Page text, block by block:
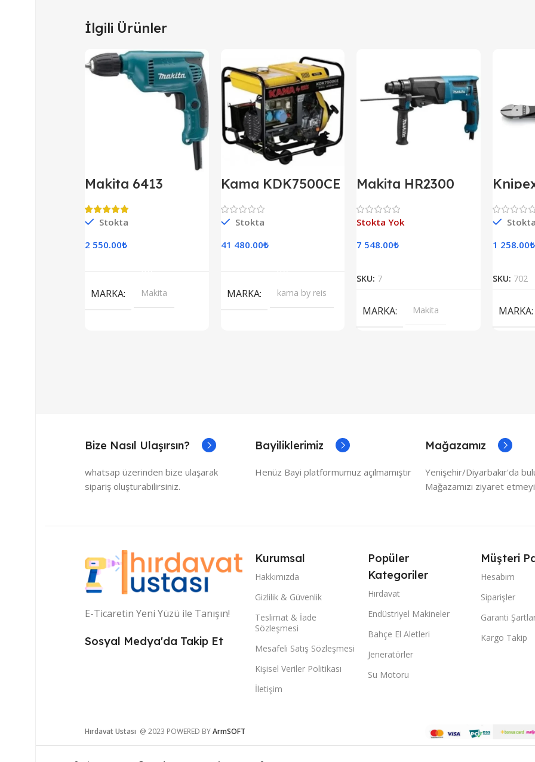
İlgili Ürünler
Makita 6413
Stokta
2 550.00₺
MARKA Makita
Kama KDK7500CE
Jeneratör Marşlı
Monofaze
Stokta
41 480.00₺
MARKA kama by reis
Makita HR2300
Elektropnömatik
Delici
Stokta Yok
7 548.00₺
SKU: 7
MARKA Makita
Ağır
Stokta
1 258.00₺
SKU: 702
MARKA
Bize Nasıl Ulaşırsın?
whatsap üzerinden bize ulaşarak
sipariş oluşturabilirsiniz.
Bayiliklerimiz
Henüz Bayi platformumuz açılmamıştır
Mağazamız
Yenişehir/Diyarbakır'da
Mağazamızı ziyaret
E-Ticaretin Yeni Yüzü ile Tanışın!
Sosyal Medya'da Takip Et
Kurumsal
Hakkımızda
Gizlilik & Güvenlik
Teslimat & İade
Sözleşmesi
Mesafeli Satış Sözleşmesi
Kişisel Veriler Politikası
İletişim
Popüler
Kategoriler
Hırdavat
Endüstriyel Makineler
Bahçe El Aletleri
Jeneratörler
Su Motoru
Müşteri
Hesabım
Siparişler
Garanti
Kargo Takip
Hırdavat Ustası @ 2023 POWERED BYArmSOFT